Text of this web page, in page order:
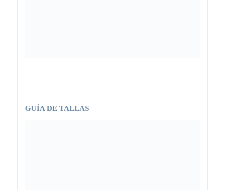
GUÍA DE TALLAS